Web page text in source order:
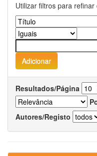
Utilizar filtros para
Resultados/Página
Autores/Registo